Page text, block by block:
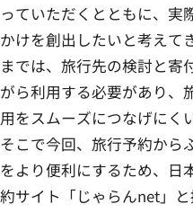
っていただくとともに、実
かけを創出したいと考えて
までは、旅行先の検討と寄
がら利用する必要があり、
用をスムーズにつなげにく
そこで今回、旅行予約から
をより便利にするため、日
約サイト「じゃらんnet」